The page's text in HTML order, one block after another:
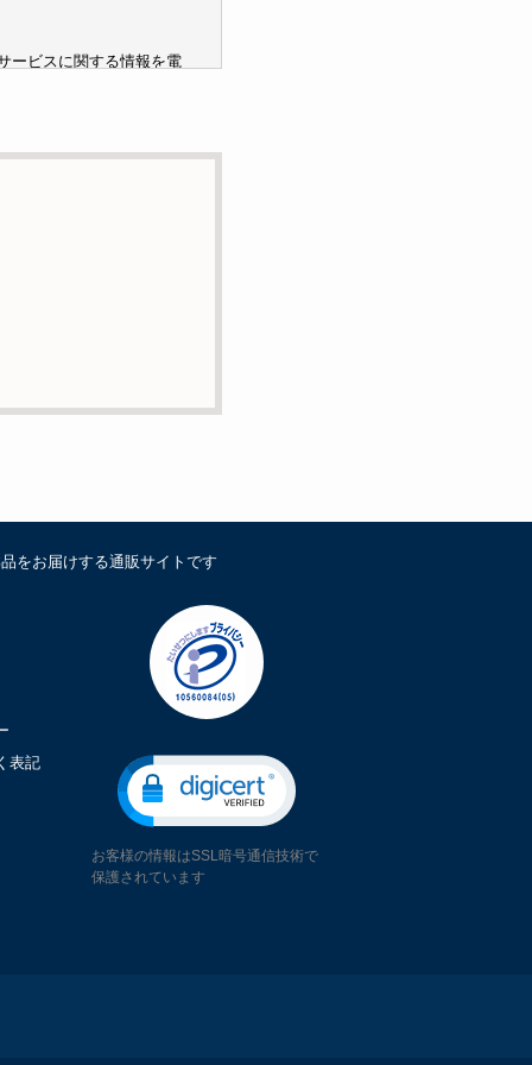
ービスに関する情報を電
せん。
の目的で委託することが
たは削除・利用の停止・
まれておりません。
をお届けする通販サイトです
表記
お客様の情報はSSL暗号通信技術で
保護されています